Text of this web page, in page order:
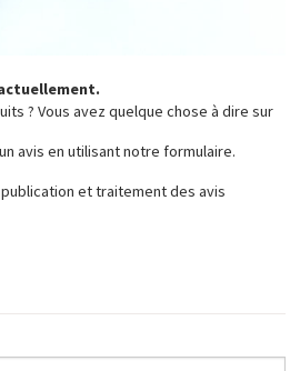
? Vous avez quelque chose à dire sur
avis en utilisant notre formulaire.
et traitement des avis